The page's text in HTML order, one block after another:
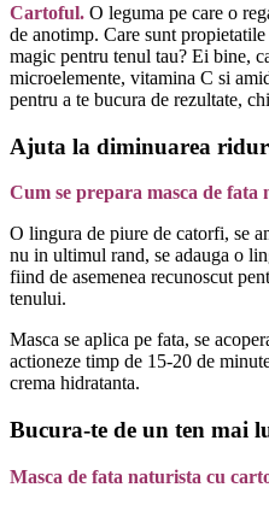
Cartoful. O leguma pe care o
de anotimp. Care sunt
magic pentru tenul tau? Ei bine,
microelemente, vitamina C si
pentru a te bucura de rezultate,
Ajuta la diminuarea
Cum se prepara masca de
O lingura de piure de catorfi, se
nu in ultimul rand, se adauga o
fiind de asemenea recunoscut
tenului.
Masca se aplica pe fata, se
actioneze timp de 15-20 de
crema hidratanta.
Bucura-te de un ten mai
Masca de fata naturista cu